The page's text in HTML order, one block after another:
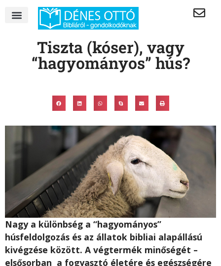
Tiszta (kóser), vagy
“hagyományos” hús?
Nagy a különbség a “hagyományos”
húsfeldolgozás és az állatok bibliai alapállású
kivégzése között. A végtermék minőségét –
elsősorban a fogyasztó életére és egészségére